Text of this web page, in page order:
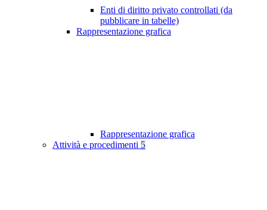
Enti di diritto privato controllati (da
pubblicare in tabelle)
Rappresentazione grafica
Rappresentazione grafica
Attività e procedimenti 5